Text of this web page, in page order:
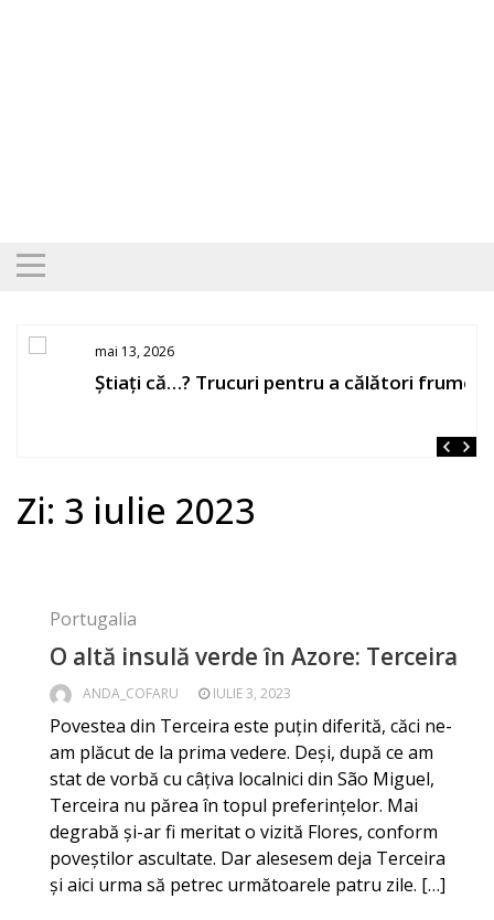
mai 13, 2026
Știați că…? Trucuri pentru a călători frumos
Zi: 3 iulie 2023
Portugalia
O altă insulă verde în Azore: Terceira
ANDA_COFARU IULIE 3, 2023
Povestea din Terceira este puțin diferită, căci ne-
am plăcut de la prima vedere. Deși, după ce am
stat de vorbă cu câțiva localnici din São Miguel,
Terceira nu părea în topul preferințelor. Mai
degrabă și-ar fi meritat o vizită Flores, conform
poveștilor ascultate. Dar alesesem deja Terceira
și aici urma să petrec următoarele patru zile. […]